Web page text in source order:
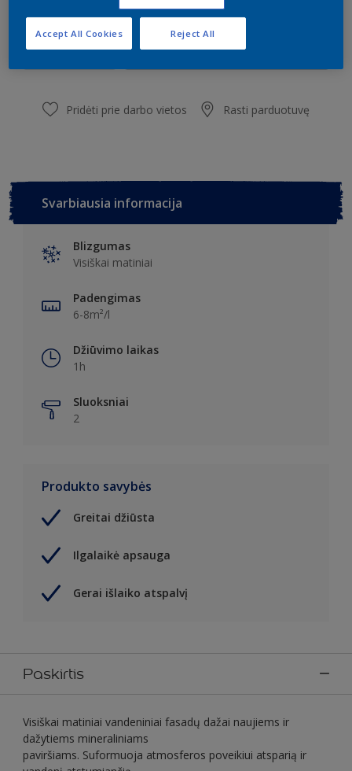
Kiekis Dažų kiekio skaičiuoklė
Skaičiuoti
Pridėti prie darbo vietos Rasti parduotuvę
Svarbiausia informacija
Blizgumas
Visiškai matiniai
Padengimas
6-8m²/l
Džiūvimo laikas
1h
Sluoksniai
2
Produkto savybės
Greitai džiūsta
Ilgalaikė apsauga
Gerai išlaiko atspalvį
Paskirtis
Visiškai matiniai vandeniniai fasadų dažai naujiems ir
dažytiems mineraliniams
paviršiams. Suformuoja atmosferos poveikiui atsparią ir
Reject All
Accept All Cookies